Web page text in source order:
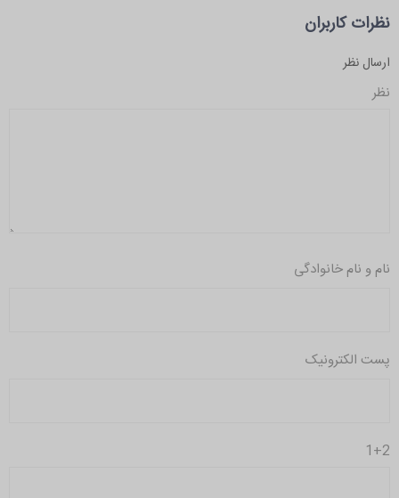
نظرات کاربران
ارسال نظر
نظر
نام و نام خانوادگی
پست الکترونیک
1+2